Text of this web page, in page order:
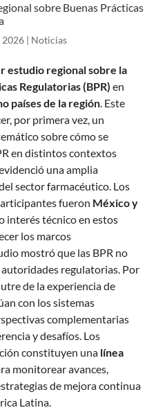
sobre Buenas Prácticas
2026 | Noticias
estudio regional sobre la
Regulatorias (BPR) en
países de la región. Este
por primera vez, un
sobre cómo se
en distintos contextos
una amplia
sector farmacéutico. Los
fueron México y
interés técnico en estos
los marcos
mostró que las BPR no
regulatorias. Por
de la experiencia de
con los sistemas
complementarias
y desafíos. Los
constituyen una línea
monitorear avances,
de mejora continua
Latina.